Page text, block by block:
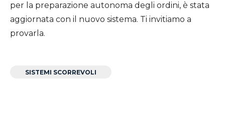
per la preparazione autonoma degli ordini, è stata
aggiornata con il nuovo sistema. Ti invitiamo a
provarla.
SISTEMI SCORREVOLI